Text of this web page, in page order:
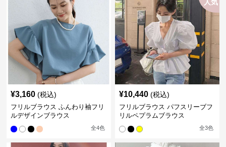
¥3,160 (税込)
フリルブラウス ふんわり袖フリ
ルデザインブラウス
全4色
人気
¥10,440 (税込)
フリルブラウス パフスリーブフ
リルペプラムブラウス
全3色